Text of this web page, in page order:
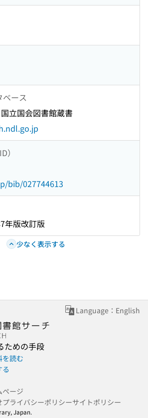
ース
立国会図書館蔵書
）
bib/027744613
年版改訂版
少なく表示する
Language：English
ための手段
を読む
ページ
プライバシーポリシーサイトポリシー
Japan.